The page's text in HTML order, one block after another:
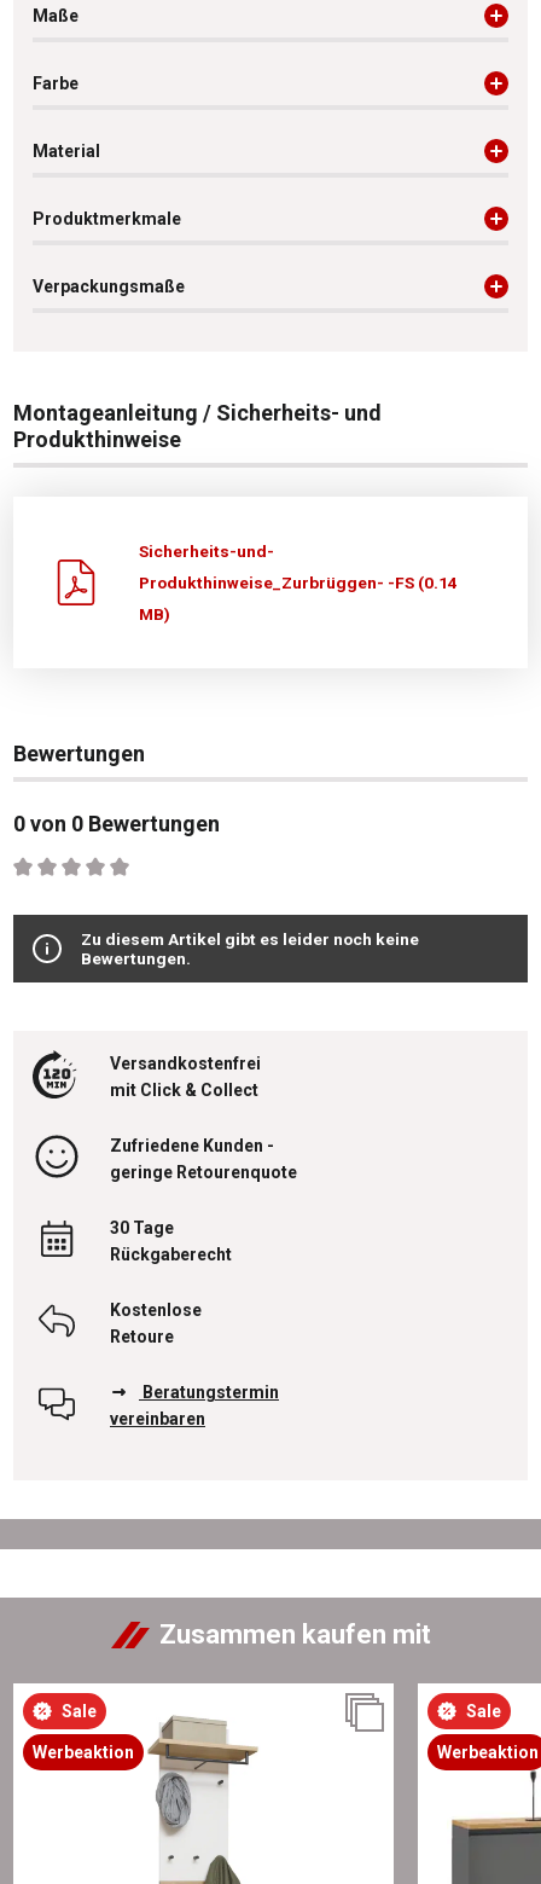
Maße
Farbe
Material
Produktmerkmale
Verpackungsmaße
Montageanleitung / Sicherheits- und
Produkthinweise
Sicherheits-und-
Produkthinweise_Zurbrüggen- -FS (0.14
MB)
Bewertungen
0 von 0 Bewertungen
Durchschnittliche Bewertung von 0 von 5 Sternen
Zu diesem Artikel gibt es leider noch keine
Bewertungen.
Versandkostenfrei
mit Click & Collect
Zufriedene Kunden -
geringe Retourenquote
30 Tage
Rückgaberecht
Kostenlose
Retoure
Beratungstermin
vereinbaren
Zusammen kaufen mit
Sale
Werbeaktion
Sale
Werbeaktion